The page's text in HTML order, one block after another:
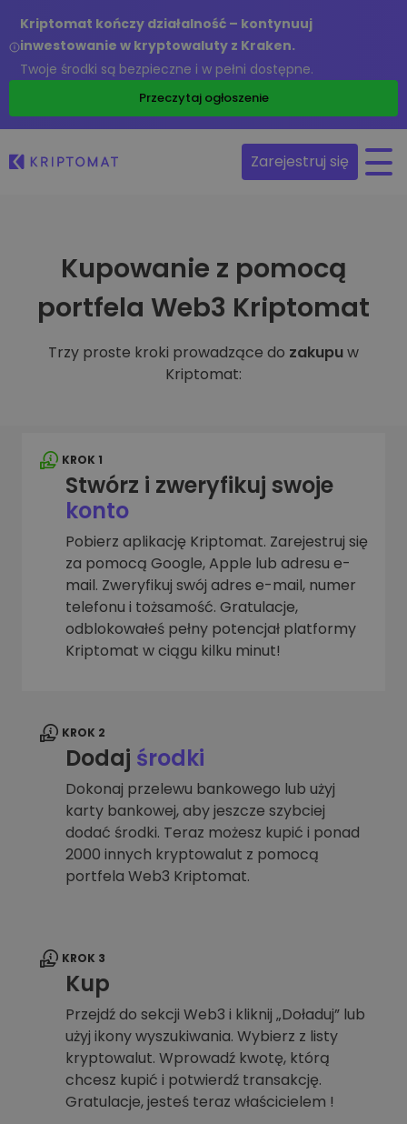
Kriptomat kończy działalność – kontynuuj
inwestowanie w kryptowaluty z Kraken.
Twoje środki są bezpieczne i w pełni dostępne.
Przeczytaj ogłoszenie
Zarejestruj się
Kupowanie z pomocą
portfela Web3 Kriptomat
Trzy proste kroki prowadzące do zakupuw
Kriptomat:
KROK 1
Stwórz i zweryfikuj swoje
konto
Pobierz aplikację Kriptomat. Zarejestruj się
za pomocą Google, Apple lub adresu e-
mail. Zweryfikuj swój adres e-mail, numer
telefonu i tożsamość. Gratulacje,
odblokowałeś pełny potencjał platformy
Kriptomat w ciągu kilku minut!
KROK 2
Dodaj środki
Dokonaj przelewu bankowego lub użyj
karty bankowej, aby jeszcze szybciej
dodać środki. Teraz możesz kupić i ponad
2000 innych kryptowalut z pomocą
portfela Web3 Kriptomat.
KROK 3
Kup
Przejdź do sekcji Web3 i kliknij „Doładuj” lub
użyj ikony wyszukiwania. Wybierz z listy
kryptowalut. Wprowadź kwotę, którą
chcesz kupić i potwierdź transakcję.
Gratulacje, jesteś teraz właścicielem !